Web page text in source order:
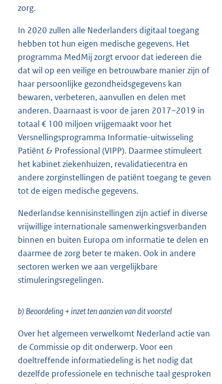
zorg.
In 2020 zullen alle Nederlanders digitaal toegang
hebben tot hun eigen medische gegevens. Het
programma MedMij zorgt ervoor dat iedereen die
dat wil op een veilige en betrouwbare manier zijn of
haar persoonlijke gezondheidsgegevens kan
bewaren, verbeteren, aanvullen en delen met
anderen. Daarnaast is voor de jaren 2017–2019 in
totaal € 100 miljoen vrijgemaakt voor het
Versnellingsprogramma Informatie-uitwisseling
Patiënt & Professional (VIPP). Daarmee stimuleert
het kabinet ziekenhuizen, revalidatiecentra en
andere zorginstellingen de patiënt toegang te geven
tot de eigen medische gegevens.
Nederlandse kennisinstellingen zijn actief in diverse
vrijwillige internationale samenwerkingsverbanden
binnen en buiten Europa om informatie te delen en
daarmee de zorg beter te maken. Ook in andere
sectoren werken we aan vergelijkbare
stimuleringsregelingen.
b) Beoordeling + inzet ten aanzien van dit voorstel
Over het algemeen verwelkomt Nederland actie van
de Commissie op dit onderwerp. Voor een
doeltreffende informatiedeling is het nodig dat
dezelfde professionele en technische taal gesproken